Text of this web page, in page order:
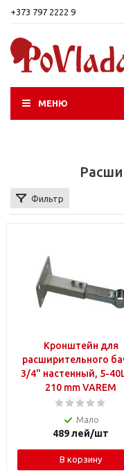
+373 797 2222 9
МЕНЮ
Фильтр
Кронштейн для
расширительного
3/4" настенный, 5-
210 mm VAREM
Мало
489лей/шт
В корзину